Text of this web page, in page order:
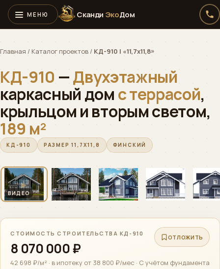
Сканди ЭкоДом
Главная / Каталог проектов / КД-910 | «11,7х11,8»
КД-910 —Двухэтажный
каркасный дом с террасой,
крыльцом и вторым светом,
189 м²
КД-910 РАЗМЕР 11,7Х11,8 ФИНСКИЙ
▶ОБЛЁТ 01 / 07
‹
▶
ВИДЕО
ОТЛОЖИТЬ
СТОИМОСТЬ СТРОИТЕЛЬСТВА КД-910
8 070 000 ₽
42 698 ₽/м² · в ипотеку от 38 800 ₽/мес · С учётом фундамента